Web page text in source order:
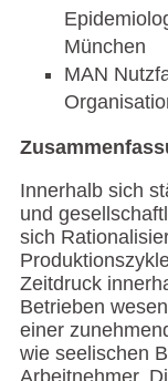
München
MAN
Innerhalb sich
und
sich
Zeitdruck
Betrieben
einer
wie seelischen
Arbeitnehmer.